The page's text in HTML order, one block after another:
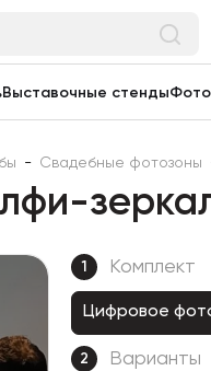
Выставочные стенды
- Свадебные фотозоны
1 Комплект
Цифровое
2 Варианты